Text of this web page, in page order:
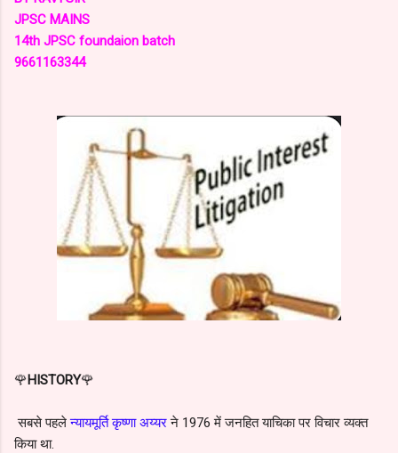
JPSC MAINS
14th JPSC foundaion batch
9661163344
🌹HISTORY🌹
सबसे पहलेन्यायमूर्ति कृष्णा अय्यरने 1976 में जनहित याचिका पर विचार व्यक्त
किया था.